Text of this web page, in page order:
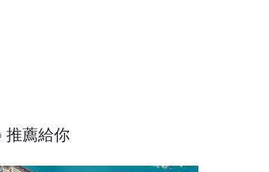
推薦給你